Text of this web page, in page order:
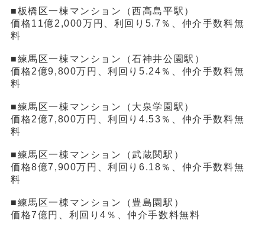
■板橋区一棟マンション（西高島平駅）
価格11億2,000万円、利回り5.7％、仲介手数料無
料
■練馬区一棟マンション（石神井公園駅）
価格2億9,800万円、利回り5.24％、仲介手数料無
料
■練馬区一棟マンション（大泉学園駅）
価格2億7,800万円、利回り4.53％、仲介手数料無
料
■練馬区一棟マンション（武蔵関駅）
価格8億7,900万円、利回り6.18％、仲介手数料無
料
■練馬区一棟マンション（豊島園駅）
価格7億円、利回り4％、仲介手数料無料